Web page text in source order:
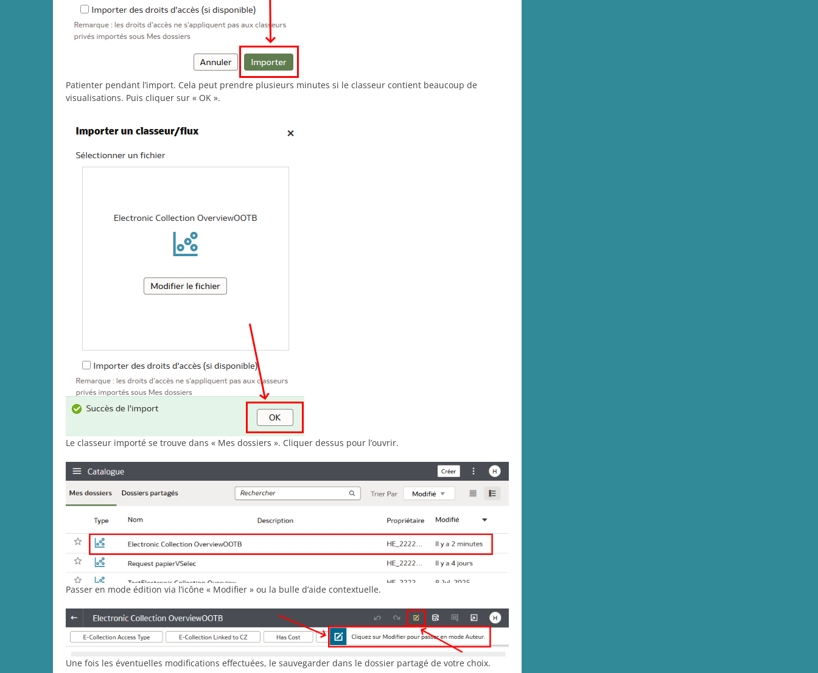
Patienter pendant l’import. Cela peut prendre plusieurs minutes si le classeur contient beaucoup de
visualisations. Puis cliquer sur « OK ».
Le classeur importé se trouve dans « Mes dossiers ». Cliquer dessus pour l’ouvrir.
Passer en mode édition via l’icône « Modifier » ou la bulle d’aide contextuelle.
Une fois les éventuelles modifications effectuées, le sauvegarder dans le dossier partagé de votre choix.